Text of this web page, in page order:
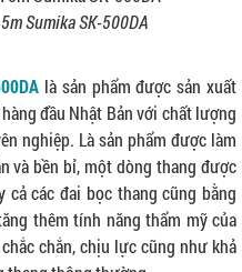
Sumika SK-500DA
là sản phẩm được sản xuất
đầu Nhật Bản với chất lượng
nghiệp. Là sản phẩm được làm
và bền bỉ, một dòng thang được
các đai bọc thang cũng bằng
thêm tính năng thẩm mỹ của
chắn, chịu lực cũng như khả